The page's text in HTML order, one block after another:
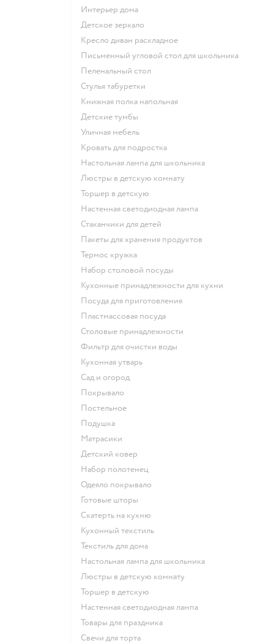
Интерьер дома
Детское зеркало
Кресло диван раскладное
Письменный угловой стол для школьника
Пеленальный стол
Стулья табуретки
Книжная полка напольная
Детские тумбы
Уличная мебель
Кровать для подростка
Настольная лампа для школьника
Люстры в детскую комнату
Торшер в детскую
Настенная светодиодная лампа
Стаканчики для детей
Пакеты для хранения продуктов
Термос кружка
Набор столовой посуды
Кухонные принадлежности для кухни
Посуда для приготовления
Пластмассовая посуда
Столовые принадлежности
Фильтр для очистки воды
Кухонная утварь
Сад и огород
Покрывало
Постельное
Подушка
Матрасики
Детский ковер
Набор полотенец
Одеяло покрывало
Готовые шторы
Скатерть на кухню
Кухонный текстиль
Текстиль для дома
Настольная лампа для школьника
Люстры в детскую комнату
Торшер в детскую
Настенная светодиодная лампа
Товары для праздника
Свечи для торта